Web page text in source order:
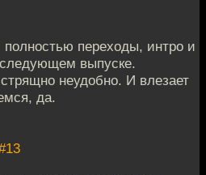
переходы, интро и
выпуске.
неудобно. И влезает
да.